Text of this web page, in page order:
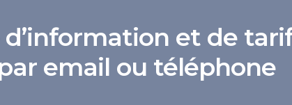
et de
email ou téléphone